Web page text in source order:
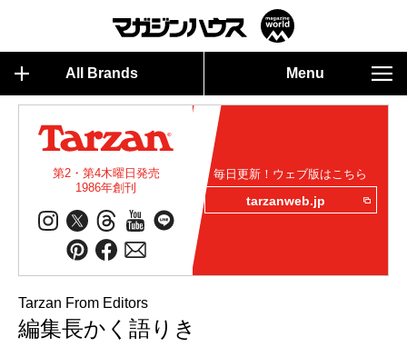
All Brands Menu
第2・第4木曜日発売
1986年創刊
毎日更新！ウェブ版はこちら
tarzanweb.jp
Tarzan From Editors
編集長かく語りき